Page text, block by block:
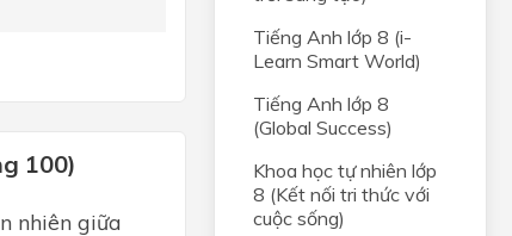
100)
nhiên giữa
Tiếng Anh lớp 8 (i-
Learn Smart World)
Tiếng Anh lớp 8
(Global Success)
Khoa học tự nhiên lớp
8 (Kết nối tri thức với
cuộc sống)